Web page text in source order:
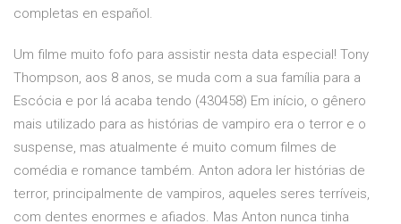
completas en español.
Um filme muito fofo para assistir nesta data especial! Tony
Thompson, aos 8 anos, se muda com a sua família para a
Escócia e por lá acaba tendo (430458) Em início, o gênero
mais utilizado para as histórias de vampiro era o terror e o
suspense, mas atualmente é muito comum filmes de
comédia e romance também. Anton adora ler histórias de
terror, principalmente de vampiros, aqueles seres terríveis,
com dentes enormes e afiados. Mas Anton nunca tinha